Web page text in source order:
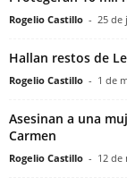
Rogelio Castillo - 25 de
Hallan restos de
Rogelio Castillo - 1 de
Asesinan a una
Carmen
Rogelio Castillo - 12 de